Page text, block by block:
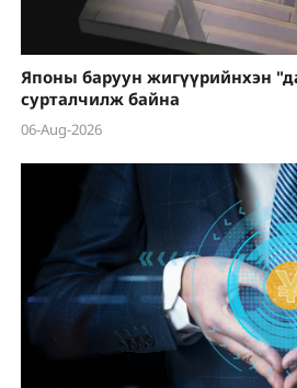
Японы баруун жигүүрийнхэн
сурталчилж байна
06-Aug-2026